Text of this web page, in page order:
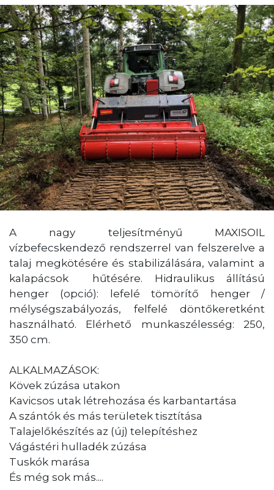
A nagy teljesítményű MAXISOIL
vízbefecskendező rendszerrel van felszerelve a
talaj megkötésére és stabilizálására, valamint a
kalapácsok hűtésére. Hidraulikus állítású
henger (opció): lefelé tömörítő henger /
mélységszabályozás, felfelé döntőkeretként
használható. Elérhető munkaszélesség: 250,
350 cm.
ALKALMAZÁSOK:
Kövek zúzása utakon
Kavicsos utak létrehozása és karbantartása
A szántók és más területek tisztítása
Talajelőkészítés az (új) telepítéshez
Vágástéri hulladék zúzása
Tuskók marása
És még sok más....